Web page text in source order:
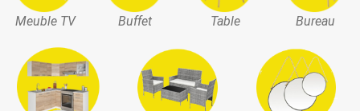
Meuble TV Buffet Table Bureau